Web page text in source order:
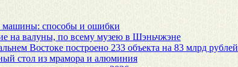
машины: способы и ошибки
на валуны, по всему музею в Шэньчжэне
Востоке построено 233 объекта на 83 млрд рублей
стол из мрамора и алюминия